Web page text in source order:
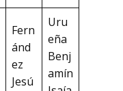
Fern
ánd
ez
Jesú
Uru
eña
Benj
amín